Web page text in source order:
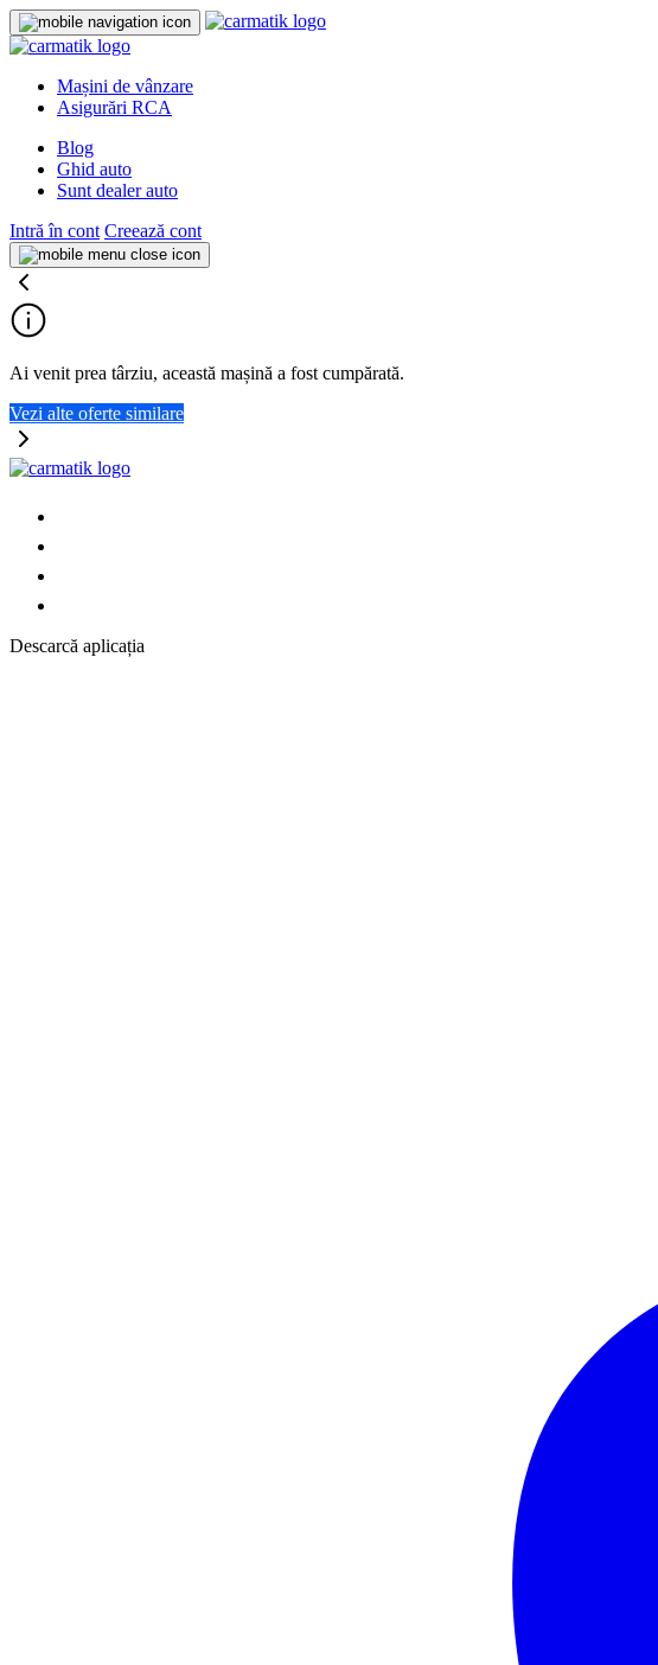
Mașini de vânzare
Asigurări RCA
Blog
Ghid auto
Sunt dealer auto
Intră în cont Creează cont
Ai venit prea târziu, această mașină a fost cumpărată.
Vezi alte oferte similare
Descarcă aplicația